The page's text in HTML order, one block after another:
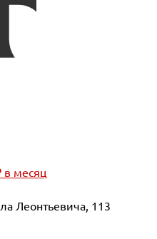
в месяц
Леонтьевича, 113